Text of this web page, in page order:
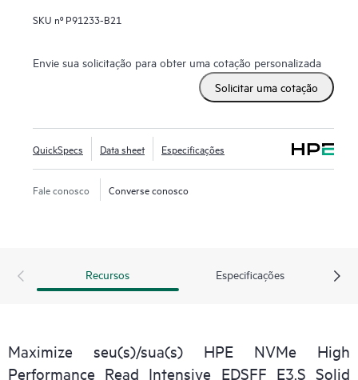
SKU nº P91233-B21
Envie sua solicitação para obter uma cotação personalizada
Solicitar uma cotação
QuickSpecs Data sheet Especificações
Fale conosco Converse conosco
Recursos Especificações
Maximize seu(s)/sua(s) HPE NVMe High
Performance Read Intensive EDSFF E3.S Solid